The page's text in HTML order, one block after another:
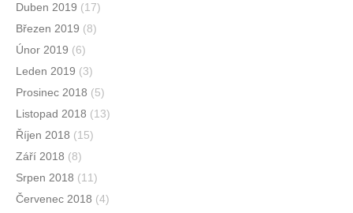
Duben 2019 (17)
Březen 2019 (8)
Únor 2019 (6)
Leden 2019 (3)
Prosinec 2018 (5)
Listopad 2018 (13)
Říjen 2018 (15)
Září 2018 (8)
Srpen 2018 (11)
Červenec 2018 (4)